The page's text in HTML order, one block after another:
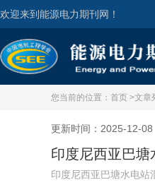
欢迎来到能源电力期刊网！
您当前的位置： 首页 >文章
更新时间：2025-12-08
印度尼西亚巴
印度尼西亚巴塘水电站